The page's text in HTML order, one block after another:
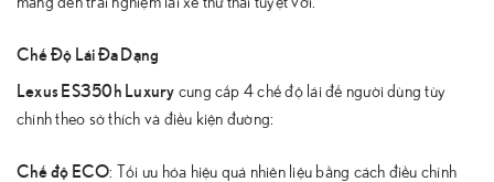
Chế Độ Lái Đa Dạng
Lexus ES350h Luxury cung cấp 4 chế độ lái để người dùng tùy
chỉnh theo sở thích và điều kiện đường:
Chế độ ECO: Tối ưu hóa hiệu quả nhiên liệu bằng cách điều chỉnh